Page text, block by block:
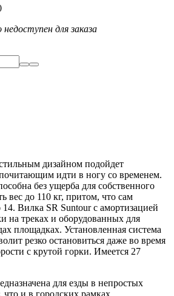
для заказа
дизайном подойдет
идти в ногу со временем.
без ущерба для собственного
вес до 110 кг, притом, что сам
14. Вилка SR Suntour с амортизацией
на треках и оборудованных для
площадках. Установленная система
резко остановиться даже во время
с крутой горки. Имеется 27
для езды в непростых
что и в городских рамках